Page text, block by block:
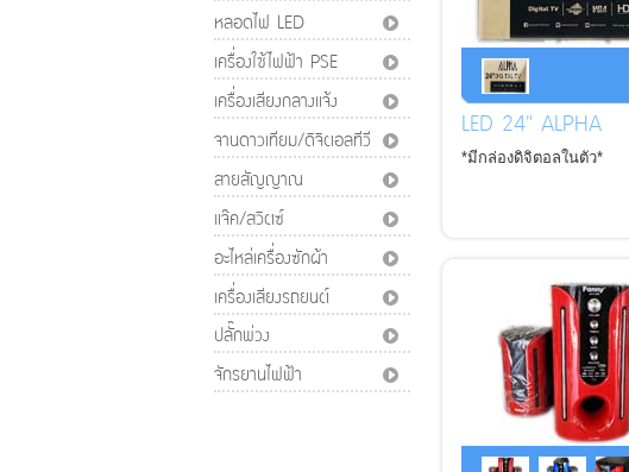
หลอดไฟ LED
เครื่องใช้ไฟฟ้า PSE
เครื่องเสียงกลางแจ้ง
จานดาวเทียม/ดิจิตอลทีวี
สายสัญญาณ
แจ๊ค/สวิตซ์
อะไหล่เครื่องซักผ้า
เครื่องเสียงรถยนต์
ปลั๊กพ่วง
จักรยานไฟฟ้า
LED 24" ALPHA
*มีกล่องดิจิตอลในตัว*